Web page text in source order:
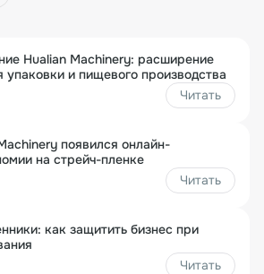
Hualian Machinery: расширение
упаковки и пищевого производства
Читать
появился онлайн-
на стрейч-пленке
Читать
как защитить бизнес при
Читать